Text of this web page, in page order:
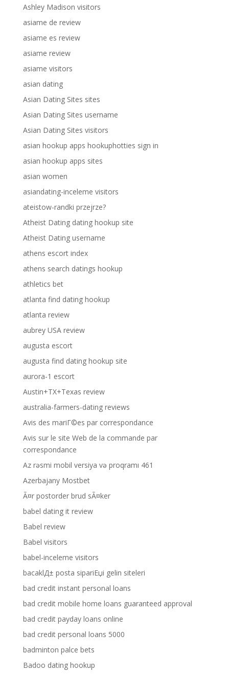
Ashley Madison visitors
asiame de review
asiame es review
asiame review
asiame visitors
asian dating
Asian Dating Sites sites
Asian Dating Sites username
Asian Dating Sites visitors
asian hookup apps hookuphotties sign in
asian hookup apps sites
asian women
asiandating-inceleme visitors
ateistow-randki przejrze?
Atheist Dating dating hookup site
Atheist Dating username
athens escort index
athens search datings hookup
athletics bet
atlanta find dating hookup
atlanta review
aubrey USA review
augusta escort
augusta find dating hookup site
aurora-1 escort
Austin+TX+Texas review
australia-farmers-dating reviews
Avis des mariГ©es par correspondance
Avis sur le site Web de la commande par
correspondance
Az rəsmi mobil versiya və proqramı 461
Azerbajany Mostbet
Ã¤r postorder brud sÃ¤ker
babel dating it review
Babel review
Babel visitors
babel-inceleme visitors
bacaklД± posta sipariЕџi gelin siteleri
bad credit instant personal loans
bad credit mobile home loans guaranteed approval
bad credit payday loans online
bad credit personal loans 5000
badminton palce bets
Badoo dating hookup